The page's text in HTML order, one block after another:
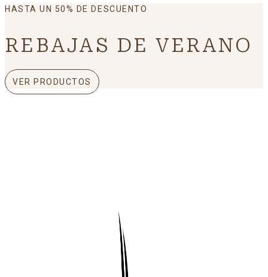
HASTA UN 50% DE DESCUENTO
REBAJAS DE VERANO
VER PRODUCTOS